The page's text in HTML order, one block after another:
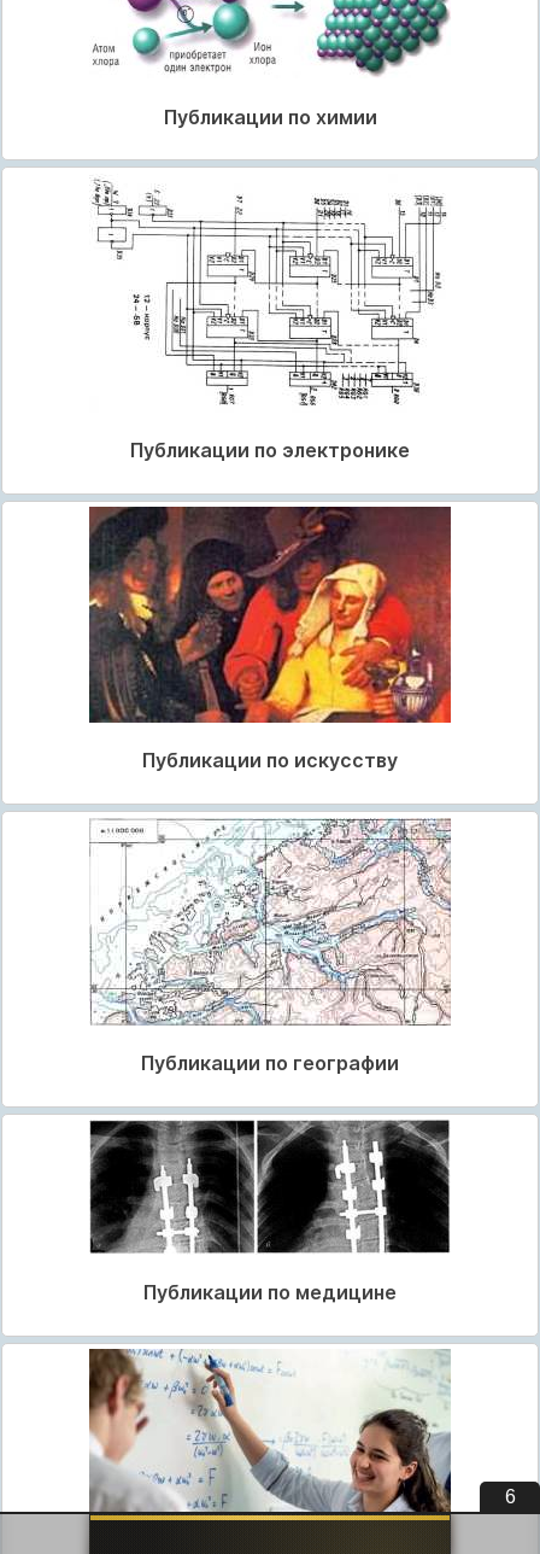
Публикации по химии
Публикации по электронике
Публикации по искусству
Публикации по географии
Публикации по медицине
5